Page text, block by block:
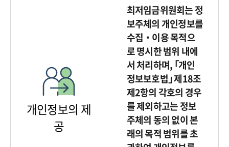
개인정보의 제
공
최저임금위원회는 정
보주체의 개인정보를
수집‧이용 목적으
로 명시한 범위 내에
서 처리하며, ｢개인
정보보호법｣ 제18조
제2항의 각호의 경우
를 제외하고는 정보
주체의 동의 없이 본
래의 목적 범위를 초